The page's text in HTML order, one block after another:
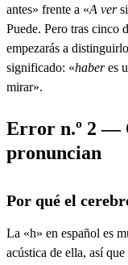
antes» frente a «A versi
Puede. Pero tras cinco
empezarás a
significado: «haberes
mirar».
Error n.º 2 —
pronuncian
Por qué el
La «h» en español es
acústica de ella, así